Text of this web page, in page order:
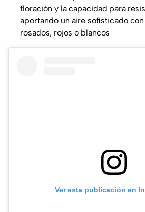
floración y la capacidad para
aportando un aire sofisticado
rosados, rojos o blancos
Ver esta publicación en